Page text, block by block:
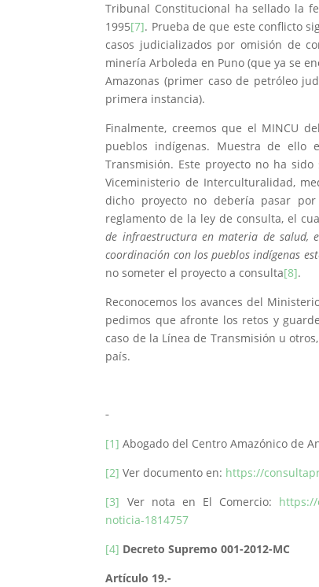
Tribunal Constitucional ha sellado la
1995[7]. Prueba de que este conflicto
casos judicializados por omisión de
minería Arboleda en Puno (que ya se
Amazonas (primer caso de petróleo
primera instancia).
Finalmente, creemos que el MINCU
pueblos indígenas. Muestra de ello
Transmisión. Este proyecto no ha
Viceministerio de Interculturalidad,
dicho proyecto no debería pasar
reglamento de la ley de consulta, el
de infraestructura en materia de salud,
coordinación con los pueblos indígenas
no someter el proyecto a consulta[8].
Reconocemos los avances del
pedimos que afronte los retos y
caso de la Línea de Transmisión u
país.
[1] Abogado del Centro Amazónico de
[2] Ver documento en: https://
[3] Ver nota en El Comercio:
noticia-1814757
[4] Decreto Supremo 001-2012-MC
Artículo 19.-